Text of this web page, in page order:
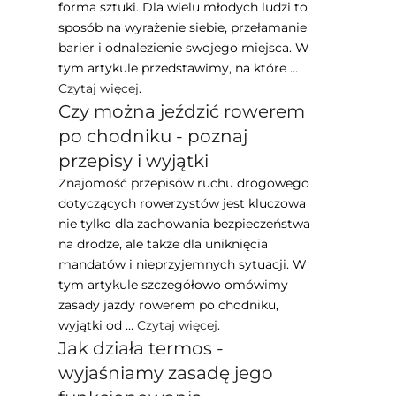
forma sztuki. Dla wielu młodych ludzi to
sposób na wyrażenie siebie, przełamanie
barier i odnalezienie swojego miejsca. W
tym artykule przedstawimy, na które …
Czytaj więcej.
Czy można jeździć rowerem
po chodniku - poznaj
przepisy i wyjątki
Znajomość przepisów ruchu drogowego
dotyczących rowerzystów jest kluczowa
nie tylko dla zachowania bezpieczeństwa
na drodze, ale także dla uniknięcia
mandatów i nieprzyjemnych sytuacji. W
tym artykule szczegółowo omówimy
zasady jazdy rowerem po chodniku,
wyjątki od … Czytaj więcej.
Jak działa termos -
wyjaśniamy zasadę jego